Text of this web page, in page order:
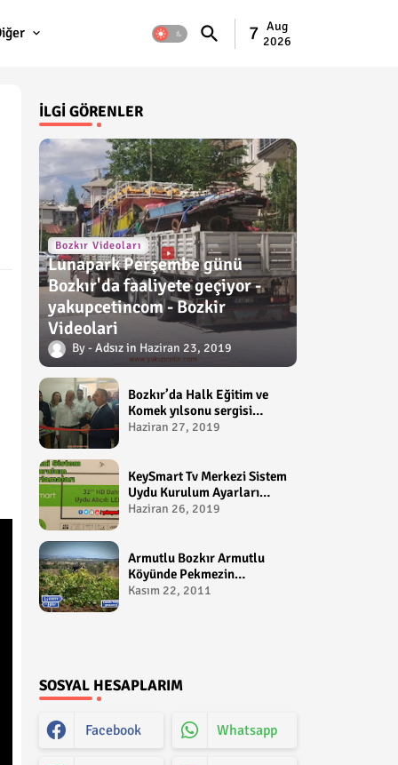
7 Aug
2026
İLGI GÖRENLER
Bozkır Videoları
Lunapark Perşembe günü
Bozkır'da faaliyete geçiyor -
yakupcetincom - Bozkir
Videolari
Adsız Haziran 23, 2019
Bozkır’da Halk Eğitim ve
Komek yılsonu sergisi
gerçekleştirildi-
Haziran 27, 2019
KeySmart Tv Merkezi Sistem
Uydu Kurulum Ayarları
Video anlatım -
Haziran 26, 2019
Armutlu Bozkır Armutlu
Köyünde Pekmezin
Hikayesi:Gezen Bilir Kontv
Kasım 22, 2011
SOSYAL HESAPLARIM
Facebook Whatsapp